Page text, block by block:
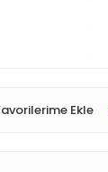
Ekle